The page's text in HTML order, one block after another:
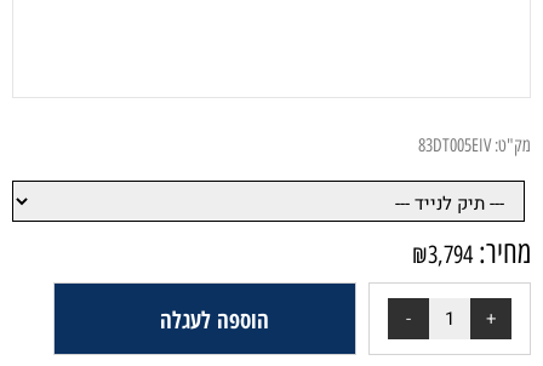
מק"ט: 83DT005EIV
מחיר: ₪3,794
הוספה לעגלה